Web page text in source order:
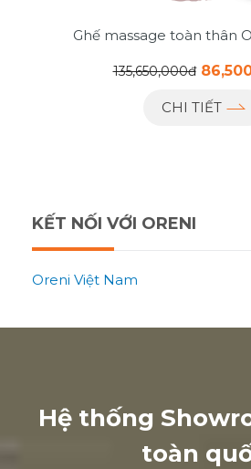
Ghế massage toàn thân
135,650,000đ
CHI TIẾT
KẾT NỐI VỚI ORENI
Oreni Việt Nam
Hệ thống
toàn